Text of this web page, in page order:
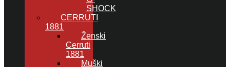
SHOCK
CERRUTI
1881
Ženski
Cerruti
1881
Muški